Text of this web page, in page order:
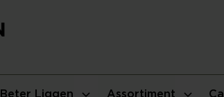
Liggen Assortiment